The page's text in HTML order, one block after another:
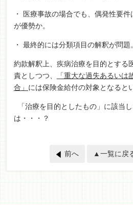
・
医療事故の場合でも、偶発性要
が優勢か。
・ 最終的には分類項目の解釈が問題。
約款解釈上、疾病治療を目的とする
責としつつ、
「重大な過失あるい
合」 には保険金給付の対象となると
「治療を目的としたもの」に該当
は・・・？
前へ ▲一覧に戻